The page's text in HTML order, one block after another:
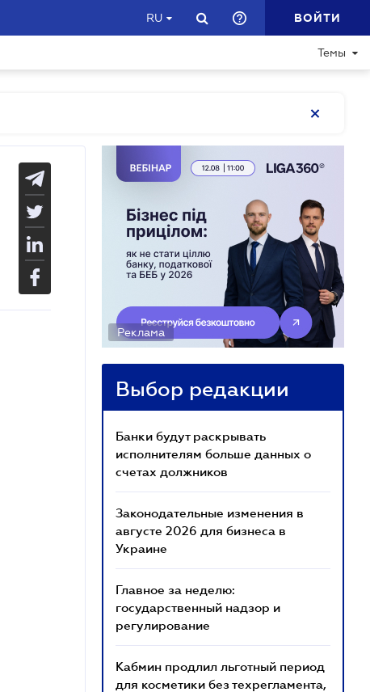
RU ВОЙТИ
Темы
Реклама
Выбор редакции
Банки будут раскрывать
исполнителям больше данных о
счетах должников
Законодательные изменения в
августе 2026 для бизнеса в
Украине
Главное за неделю:
государственный надзор и
регулирование
Кабмин продлил льготный период
для косметики без техрегламента,